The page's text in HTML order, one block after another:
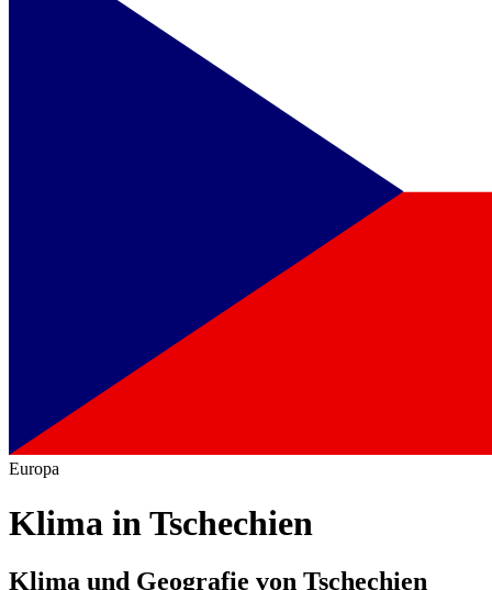
Europa
Klima in Tschechien
Klima und Geografie von Tschechien